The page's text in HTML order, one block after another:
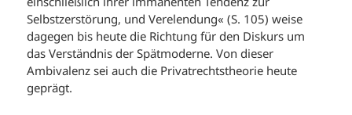
Selbstzerstörung, und Verelendung« (S. 105) weise
dagegen bis heute die Richtung für den Diskurs um
das Verständnis der Spätmoderne. Von dieser
Ambivalenz sei auch die Privatrechtstheorie heute
geprägt.